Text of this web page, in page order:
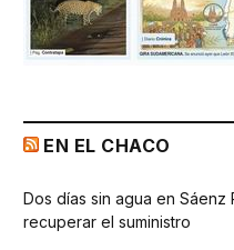
EN EL CHACO
Dos días sin agua en Sáenz
recuperar el suministro